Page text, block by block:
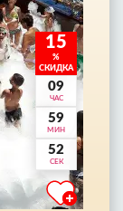
15
%
СКИДКА
09
ЧАС
59
МИН
50
СЕК